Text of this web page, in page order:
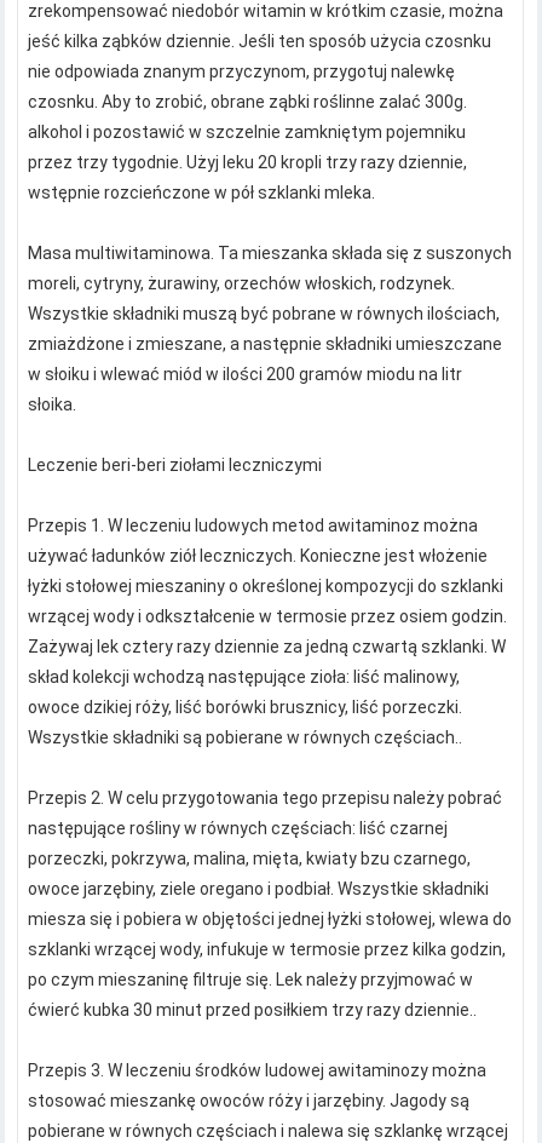
zrekompensować niedobór witamin w krótkim czasie, można
jeść kilka ząbków dziennie. Jeśli ten sposób użycia czosnku
nie odpowiada znanym przyczynom, przygotuj nalewkę
czosnku. Aby to zrobić, obrane ząbki roślinne zalać 300g.
alkohol i pozostawić w szczelnie zamkniętym pojemniku
przez trzy tygodnie. Użyj leku 20 kropli trzy razy dziennie,
wstępnie rozcieńczone w pół szklanki mleka.
Masa multiwitaminowa. Ta mieszanka składa się z suszonych
moreli, cytryny, żurawiny, orzechów włoskich, rodzynek.
Wszystkie składniki muszą być pobrane w równych ilościach,
zmiażdżone i zmieszane, a następnie składniki umieszczane
w słoiku i wlewać miód w ilości 200 gramów miodu na litr
słoika.
Leczenie beri-beri ziołami leczniczymi
Przepis 1. W leczeniu ludowych metod awitaminoz można
używać ładunków ziół leczniczych. Konieczne jest włożenie
łyżki stołowej mieszaniny o określonej kompozycji do szklanki
wrzącej wody i odkształcenie w termosie przez osiem godzin.
Zażywaj lek cztery razy dziennie za jedną czwartą szklanki. W
skład kolekcji wchodzą następujące zioła: liść malinowy,
owoce dzikiej róży, liść borówki brusznicy, liść porzeczki.
Wszystkie składniki są pobierane w równych częściach..
Przepis 2. W celu przygotowania tego przepisu należy pobrać
następujące rośliny w równych częściach: liść czarnej
porzeczki, pokrzywa, malina, mięta, kwiaty bzu czarnego,
owoce jarzębiny, ziele oregano i podbiał. Wszystkie składniki
miesza się i pobiera w objętości jednej łyżki stołowej, wlewa do
szklanki wrzącej wody, infukuje w termosie przez kilka godzin,
po czym mieszaninę filtruje się. Lek należy przyjmować w
ćwierć kubka 30 minut przed posiłkiem trzy razy dziennie..
Przepis 3. W leczeniu środków ludowej awitaminozy można
stosować mieszankę owoców róży i jarzębiny. Jagody są
pobierane w równych częściach i nalewa się szklankę wrzącej